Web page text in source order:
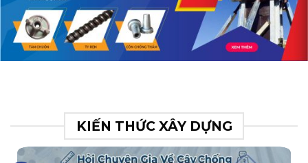
KIẾN THỨC XÂY DỰNG